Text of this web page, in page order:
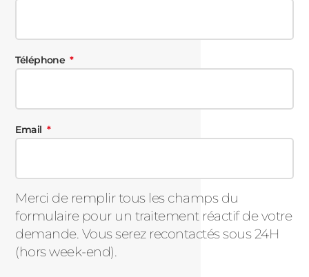
Téléphone
Email
Merci de remplir tous les champs du
formulaire pour un traitement réactif de votre
demande. Vous serez recontactés sous 24H
(hors week-end).